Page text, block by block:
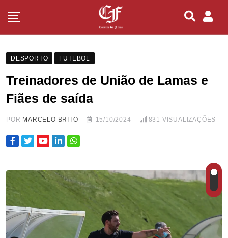
DESPORTO FUTEBOL
Treinadores de União de Lamas e
Fiães de saída
POR MARCELO BRITO 15/10/2024 831 VISUALIZAÇÕES